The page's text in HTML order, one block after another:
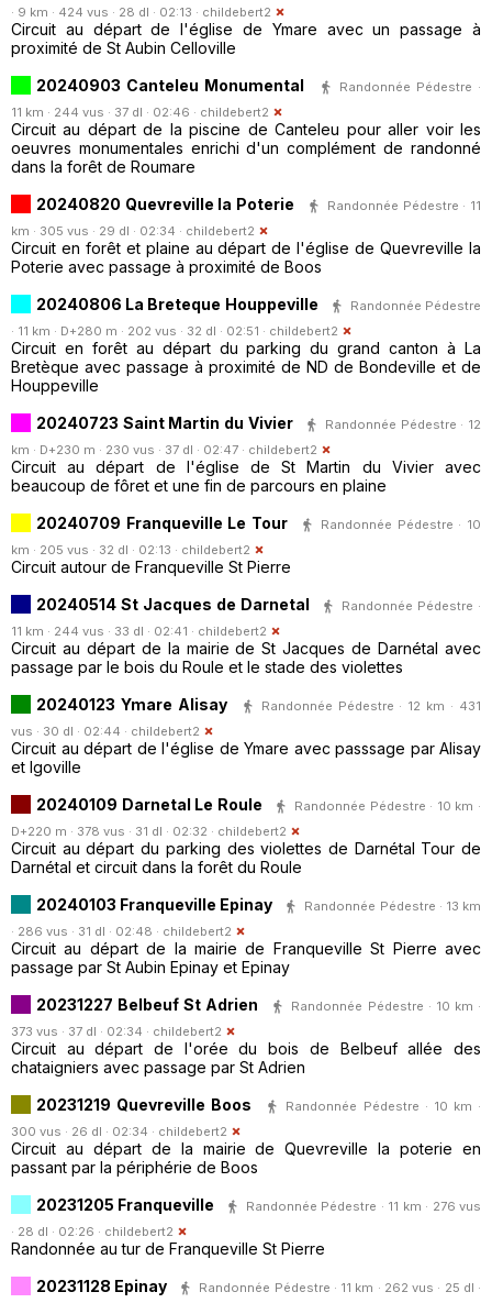
· 9 km · 424 vus · 28 dl · 02:13 · childebert2
Circuit au départ de l'église de Ymare avec un passage à
proximité de St Aubin Celloville
20240903 Canteleu Monumental
Randonnée Pédestre ·
11 km · 244 vus · 37 dl · 02:46 · childebert2
Circuit au départ de la piscine de Canteleu pour aller voir les
oeuvres monumentales enrichi d'un complément de randonné
dans la forêt de Roumare
20240820 Quevreville la Poterie
Randonnée Pédestre · 11
km · 305 vus · 29 dl · 02:34 · childebert2
Circuit en forêt et plaine au départ de l'église de Quevreville la
Poterie avec passage à proximité de Boos
20240806 La Breteque Houppeville
Randonnée Pédestre
· 11 km · D+280 m · 202 vus · 32 dl · 02:51 · childebert2
Circuit en forêt au départ du parking du grand canton à La
Bretèque avec passage à proximité de ND de Bondeville et de
Houppeville
20240723 Saint Martin du Vivier
Randonnée Pédestre · 12
km · D+230 m · 230 vus · 37 dl · 02:47 · childebert2
Circuit au départ de l'église de St Martin du Vivier avec
beaucoup de fôret et une fin de parcours en plaine
20240709 Franqueville Le Tour
Randonnée Pédestre · 10
km · 205 vus · 32 dl · 02:13 · childebert2
Circuit autour de Franqueville St Pierre
20240514 St Jacques de Darnetal
Randonnée Pédestre ·
11 km · 244 vus · 33 dl · 02:41 · childebert2
Circuit au départ de la mairie de St Jacques de Darnétal avec
passage par le bois du Roule et le stade des violettes
20240123 Ymare Alisay
Randonnée Pédestre · 12 km · 431
vus · 30 dl · 02:44 · childebert2
Circuit au départ de l'église de Ymare avec passsage par Alisay
et Igoville
20240109 Darnetal Le Roule
Randonnée Pédestre · 10 km ·
D+220 m · 378 vus · 31 dl · 02:32 · childebert2
Circuit au départ du parking des violettes de Darnétal Tour de
Darnétal et circuit dans la forêt du Roule
20240103 Franqueville Epinay
Randonnée Pédestre · 13 km
· 286 vus · 31 dl · 02:48 · childebert2
Circuit au départ de la mairie de Franqueville St Pierre avec
passage par St Aubin Epinay et Epinay
20231227 Belbeuf St Adrien
Randonnée Pédestre · 10 km ·
373 vus · 37 dl · 02:34 · childebert2
Circuit au départ de l'orée du bois de Belbeuf allée des
chataigniers avec passage par St Adrien
20231219 Quevreville Boos
Randonnée Pédestre · 10 km ·
300 vus · 26 dl · 02:34 · childebert2
Circuit au départ de la mairie de Quevreville la poterie en
passant par la périphérie de Boos
20231205 Franqueville
Randonnée Pédestre · 11 km · 276 vus
· 28 dl · 02:26 · childebert2
Randonnée au tur de Franqueville St Pierre
20231128 Epinay
Randonnée Pédestre · 11 km · 262 vus · 25 dl ·